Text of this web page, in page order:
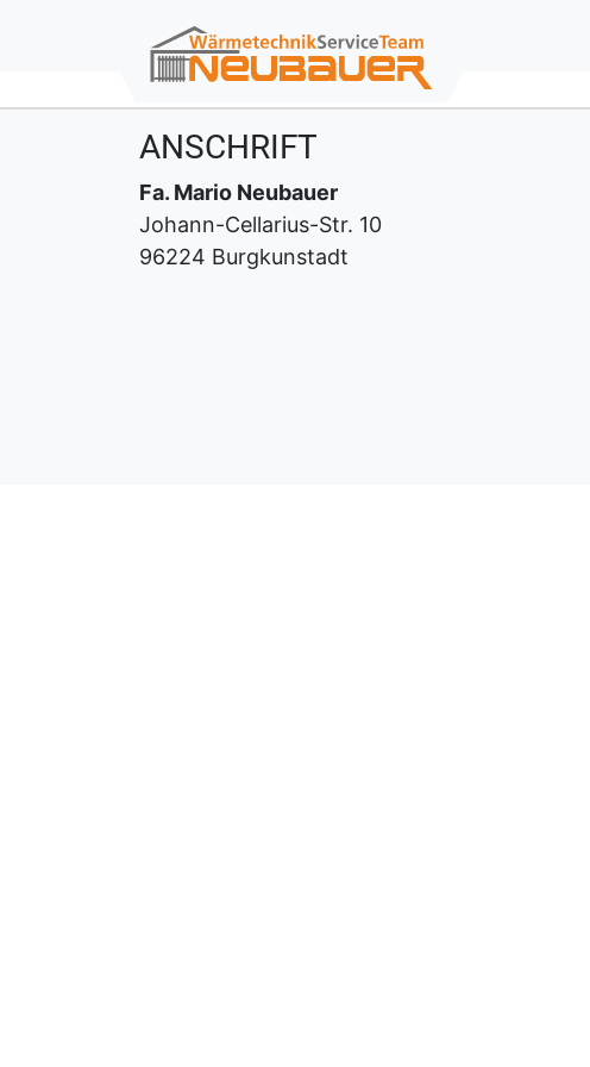
ANSCHRIFT
Fa. Mario Neubauer
Johann-Cellarius-Str. 10
96224 Burgkunstadt